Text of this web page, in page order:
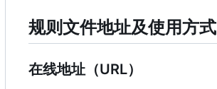
规则文件地址及使用方式
在线地址 （URL）